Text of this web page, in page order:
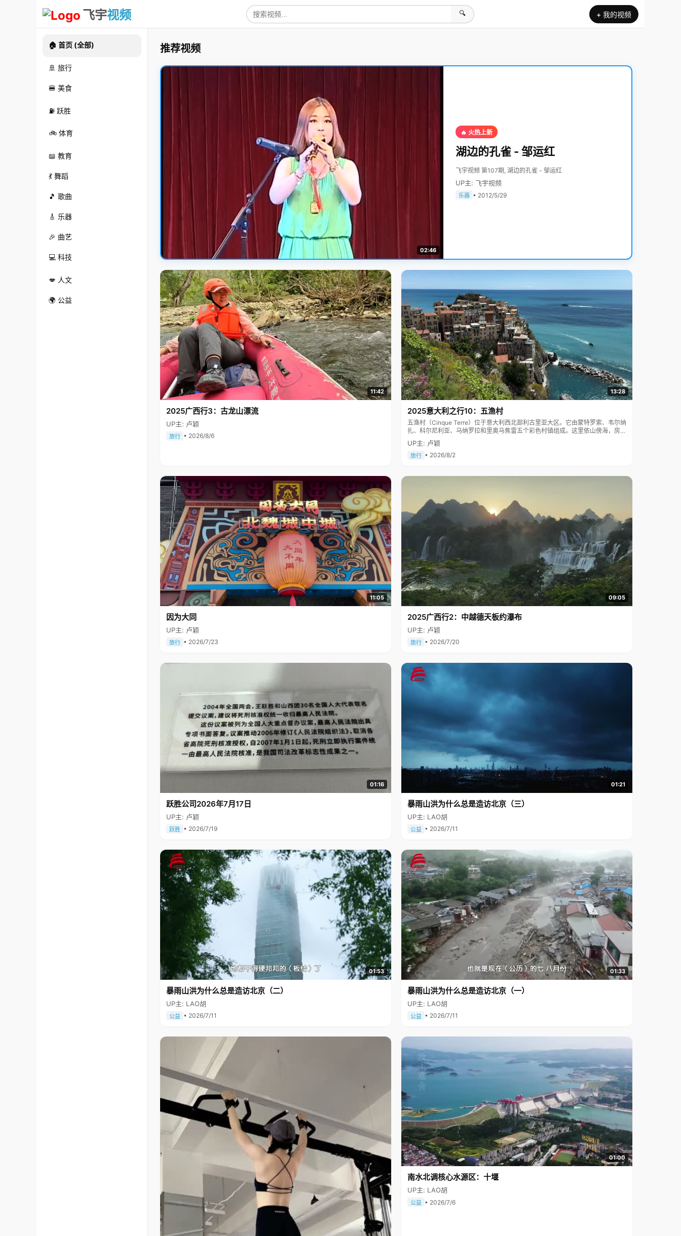
飞宇视频 🔍 + 我的视频
🏠 首页 (全部)
🚢 旅行
🍔 美食
⛽ 跃胜
🚲 体育
📖 教育
💃 舞蹈
🎵 歌曲
🎸 乐器
🎉 曲艺
💻 科技
💋 人文
🌍 公益
推荐视频
02:46
🔥 火热上新
湖边的孔雀 - 邹运红
飞宇视频 第107期, 湖边的孔雀 - 邹运红
UP主: 飞宇视频
乐器 • 2012/5/29
11:42
2025广西行3：古龙山漂流
UP主: 卢颖
旅行 • 2026/8/6
13:28
2025意大利之行10：五渔村
五渔村（Cinque Terre）位于意大利西北部利古里亚大区。它由蒙特罗索、韦尔纳
扎、科尔尼利亚、马纳罗拉和里奥马焦雷五个彩色村镇组成。这里依山傍海，房屋
色彩斑斓，1997年被列为世界文化遗产。
UP主: 卢颖
旅行 • 2026/8/2
11:05
因为大同
UP主: 卢颖
旅行 • 2026/7/23
09:05
2025广西行2：中越德天板约瀑布
UP主: 卢颖
旅行 • 2026/7/20
01:16
跃胜公司2026年7月17日
UP主: 卢颖
跃胜 • 2026/7/19
01:21
暴雨山洪为什么总是造访北京（三）
UP主: LAO胡
公益 • 2026/7/11
01:53
暴雨山洪为什么总是造访北京（二）
UP主: LAO胡
公益 • 2026/7/11
01:33
暴雨山洪为什么总是造访北京（一）
UP主: LAO胡
公益 • 2026/7/11
01:00
南水北调核心水源区：十堰
UP主: LAO胡
公益 • 2026/7/6